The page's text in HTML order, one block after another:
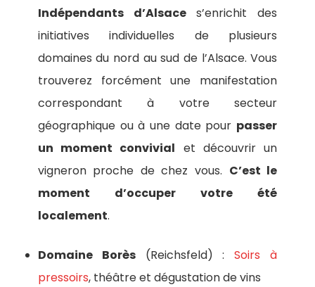
Indépendants d’Alsaces’enrichit des
initiatives individuelles de plusieurs
domaines du nord au sud de l’Alsace. Vous
trouverez forcément une manifestation
correspondant à votre secteur
géographique ou à une date pour passer
un moment convivial et découvrir un
vigneron proche de chez vous. C’est le
moment d’occuper votre été
localement.
Domaine Borès(Reichsfeld) :Soirs à
pressoirs, théâtre et dégustation de vins